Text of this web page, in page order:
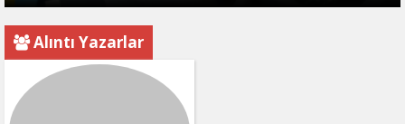
Alıntı Yazarlar